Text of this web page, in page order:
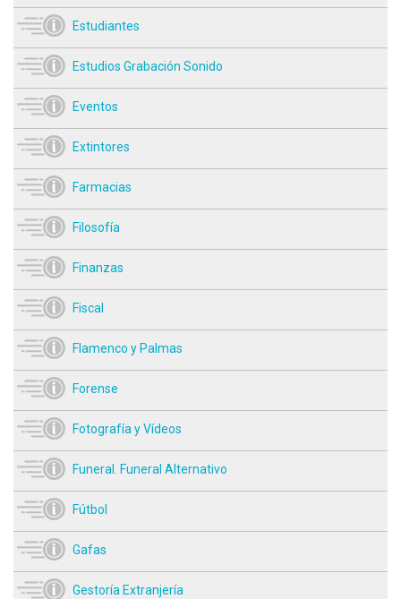
Estudiantes
Estudios Grabación Sonido
Eventos
Extintores
Farmacias
Filosofía
Finanzas
Fiscal
Flamenco y Palmas
Forense
Fotografía y Vídeos
Funeral. Funeral Alternativo
Fútbol
Gafas
Gestoría Extranjería